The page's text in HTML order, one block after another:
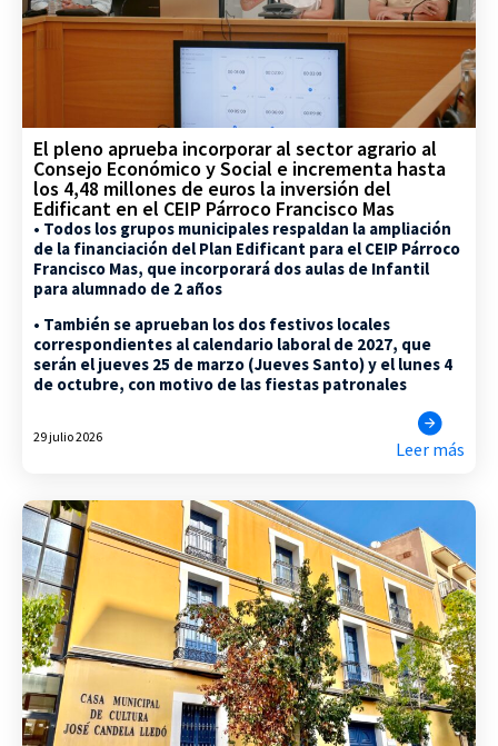
El pleno aprueba incorporar al sector agrario al
Consejo Económico y Social e incrementa hasta
los 4,48 millones de euros la inversión del
Edificant en el CEIP Párroco Francisco Mas
• Todos los grupos municipales respaldan la ampliación
de la financiación del Plan Edificant para el CEIP Párroco
Francisco Mas, que incorporará dos aulas de Infantil
para alumnado de 2 años
• También se aprueban los dos festivos locales
correspondientes al calendario laboral de 2027, que
serán el jueves 25 de marzo (Jueves Santo) y el lunes 4
de octubre, con motivo de las fiestas patronales
29 julio 2026
Leer más